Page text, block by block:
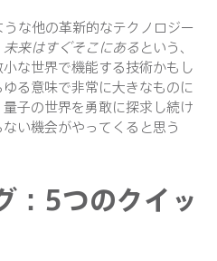
な他の革新的なテクノロジー
未来はすぐそこにあるという、
な世界で機能する技術かもし
る意味で非常に大きなものに
子の世界を勇敢に探求し続け
い機会がやってくると思う
：5つのクイッ